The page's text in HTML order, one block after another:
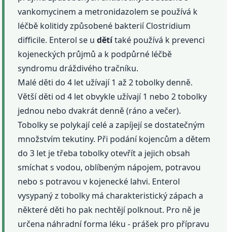
vankomycinem a metronidazolem se používá k
léčbě kolitidy způsobené bakterií Clostridium
difficile. Enterol se udětítaké používá k prevenci
kojeneckých průjmů a k podpůrné léčbě
syndromu dráždivého tračníku.
Malé děti do 4 let užívají 1 až 2 tobolky denně.
Větší děti od 4 let obvykle užívají 1 nebo 2 tobolky
jednou nebo dvakrát denně (ráno a večer).
Tobolky se polykají celé a zapíjejí se dostatečným
množstvím tekutiny. Při podání kojencům a dětem
do 3 let je třeba tobolky otevřít a jejich obsah
smíchat s vodou, oblíbeným nápojem, potravou
nebo s potravou v kojenecké lahvi. Enterol
vysypaný z tobolky má charakteristický zápach a
některé děti ho pak nechtějí polknout. Pro ně je
určena náhradní forma léku - prášek pro přípravu